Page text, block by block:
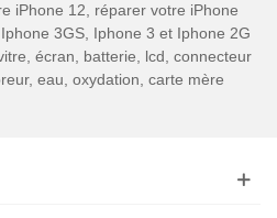
iPhone 12, réparer votre iPhone
3GS, Iphone 3 et Iphone 2G
écran, batterie, lcd, connecteur
eau, oxydation, carte mère